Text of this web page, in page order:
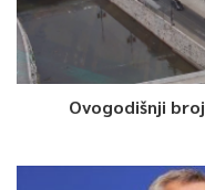
Ovogodišnji